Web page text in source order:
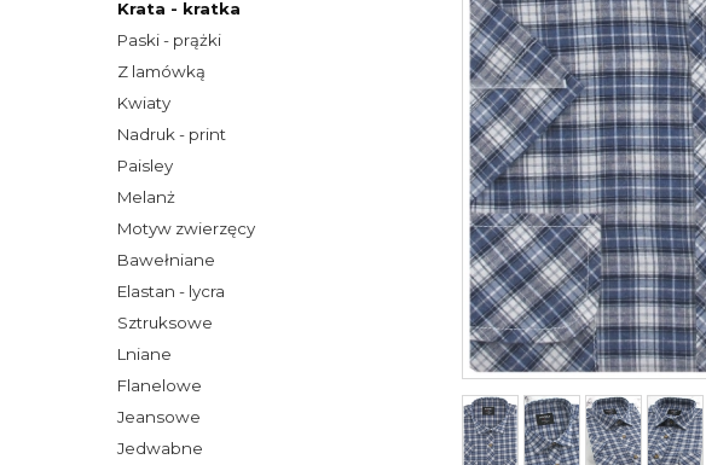
Krata - kratka
Paski - prążki
Z lamówką
Kwiaty
Nadruk - print
Paisley
Melanż
Motyw zwierzęcy
Bawełniane
Elastan - lycra
Sztruksowe
Lniane
Flanelowe
Jeansowe
Jedwabne